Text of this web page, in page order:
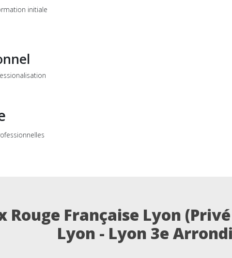
initiale
Rouge Française Lyon
Lyon - Lyon 3e